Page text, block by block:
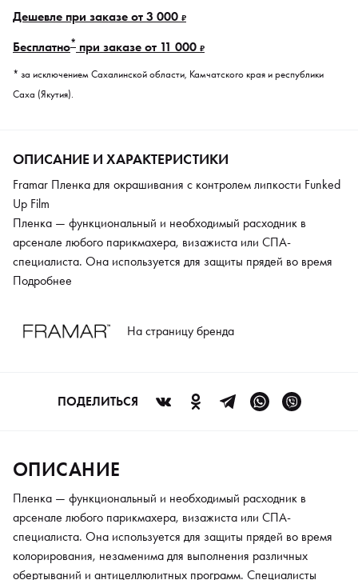
Дешевле при заказе от 3 000 ₽
Бесплатно* при заказе от 11 000 ₽
* за исключением Сахалинской области, Камчатского края и республики
Саха (Якутия).
ОПИСАНИЕ И ХАРАКТЕРИСТИКИ
Framar Пленка для окрашивания с контролем липкости Funked
Up Film
Пленка — функциональный и необходимый расходник в
арсенале любого парикмахера, визажиста или СПА-
специалиста. Она используется для защиты прядей во время
колорирования, незаменима для выполнения различных
Она не создает никакого дискомфорта мастеру и клиенту и
диспенсера. Пленка изготовлена из экологичного
биоразлагаемого материала, поэтому не вредит окружающей
Подробнее
На страницу бренда
ПОДЕЛИТЬСЯ
ОПИСАНИЕ
Пленка — функциональный и необходимый расходник в
арсенале любого парикмахера, визажиста или СПА-
специалиста. Она используется для защиты прядей во время
колорирования, незаменима для выполнения различных
обертываний и антицеллюлитных программ. Специалисты